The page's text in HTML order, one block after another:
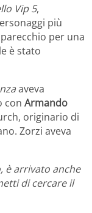
Vip 5,
più
per una
è stato
aveva
con Armando
originario di
Zorzi aveva
è arrivato anche
di cercare il